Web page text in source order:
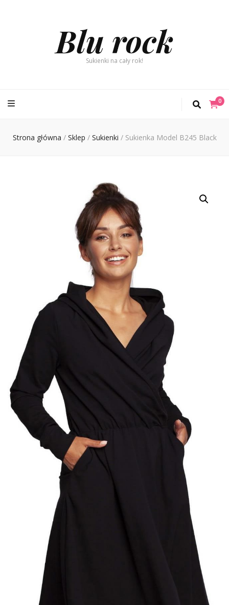
Blu rock
Sukienki na cały rok!
0
Strona główna / Sklep / Sukienki / Sukienka Model B245 Black